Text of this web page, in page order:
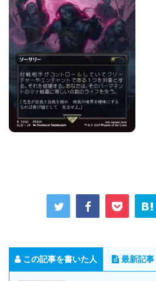
この記事を書いた人 最新記事